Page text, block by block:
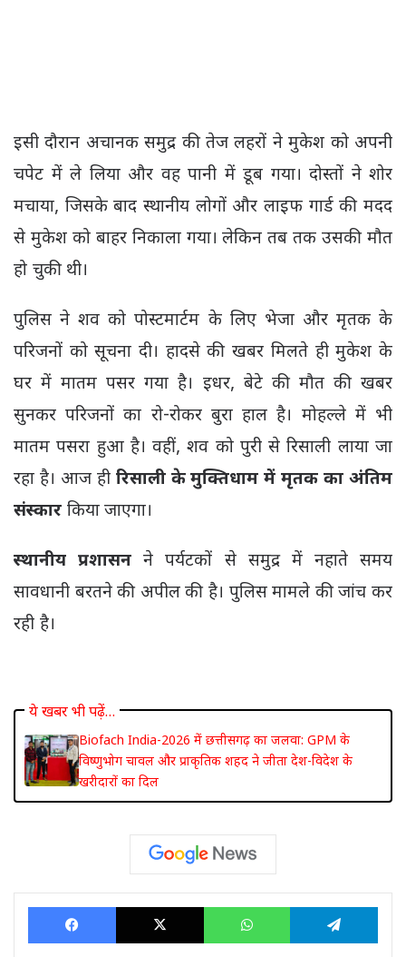
इसी दौरान अचानक समुद्र की तेज लहरों ने मुकेश को अपनी
चपेट में ले लिया और वह पानी में डूब गया। दोस्तों ने शोर
मचाया, जिसके बाद स्थानीय लोगों और लाइफ गार्ड की मदद
से मुकेश को बाहर निकाला गया। लेकिन तब तक उसकी मौत
हो चुकी थी।
पुलिस ने शव को पोस्टमार्टम के लिए भेजा और मृतक के
परिजनों को सूचना दी। हादसे की खबर मिलते ही मुकेश के
घर में मातम पसर गया है। इधर, बेटे की मौत की खबर
सुनकर परिजनों का रो-रोकर बुरा हाल है। मोहल्ले में भी
मातम पसरा हुआ है। वहीं, शव को पुरी से रिसाली लाया जा
रहा है। आज ही रिसाली के मुक्तिधाम में मृतक का अंतिम
संस्कार किया जाएगा।
स्थानीय प्रशासन ने पर्यटकों से समुद्र में नहाते समय
सावधानी बरतने की अपील की है। पुलिस मामले की जांच कर
रही है।
ये खबर भी पढ़ें…
Biofach India-2026 में छत्तीसगढ़ का जलवा: GPM के
विष्णुभोग चावल और प्राकृतिक शहद ने जीता देश-विदेश के
खरीदारों का दिल
Facebook X WhatsApp